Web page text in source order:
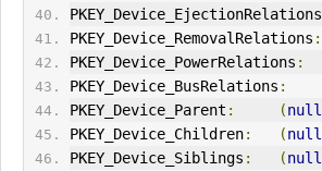
PKEY_Device_EjectionRelations
PKEY_Device_RemovalRelations :
PKEY_Device_PowerRelations :
PKEY_Device_BusRelations :
PKEY_Device_Parent : (null
PKEY_Device_Children: (null
PKEY_Device_Siblings : (null